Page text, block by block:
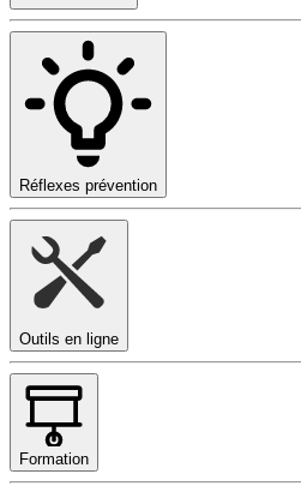
Réflexes prévention
Outils en ligne
Formation